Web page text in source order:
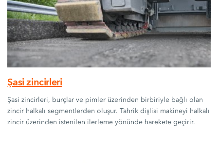
Şasi zincirleri
Şasi zincirleri, burçlar ve pimler üzerinden birbiriyle bağlı olan
zincir halkalı segmentlerden oluşur. Tahrik dişlisi makineyi halkalı
zincir üzerinden istenilen ilerleme yönünde harekete geçirir.